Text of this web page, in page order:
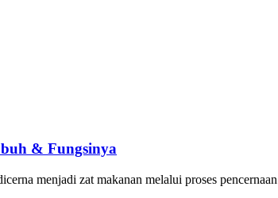
& Fungsinya
menjadi zat makanan melalui proses